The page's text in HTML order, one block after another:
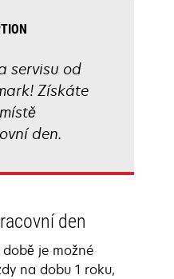
servisu od
Získáte
den.
den
je možné
na dobu 1 roku,